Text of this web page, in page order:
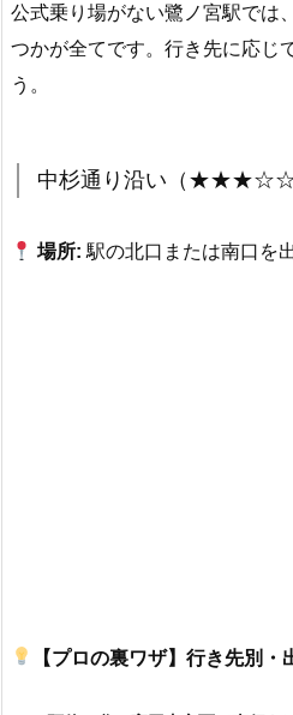
公式乗り場がない鷺ノ宮駅では
つかが全てです。行き先に応じ
う。
中杉通り沿い（★★★☆☆
場所: 駅の北口または南口を
【プロの裏ワザ】行き先別・